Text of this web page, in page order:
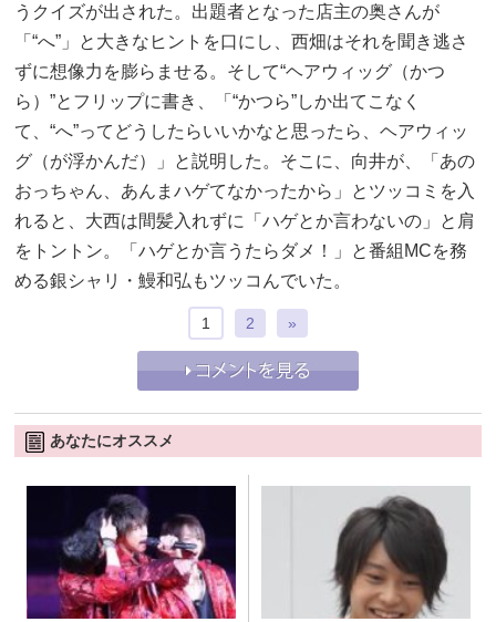
うクイズが出された。出題者となった店主の奥さんが
「“へ”」と大きなヒントを口にし、西畑はそれを聞き逃さ
ずに想像力を膨らませる。そして“ヘアウィッグ（かつ
ら）”とフリップに書き、「“かつら”しか出てこなく
て、“へ”ってどうしたらいいかなと思ったら、ヘアウィッ
グ（が浮かんだ）」と説明した。そこに、向井が、「あの
おっちゃん、あんまハゲてなかったから」とツッコミを入
れると、大西は間髪入れずに「ハゲとか言わないの」と肩
をトントン。「ハゲとか言うたらダメ！」と番組MCを務
める銀シャリ・鰻和弘もツッコんでいた。
1 2 »
あなたにオススメ